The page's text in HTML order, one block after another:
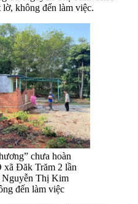
không đến làm việc.
chưa hoàn
xã Đăk Trăm 2 lần
Nguyễn Thị Kim
đến làm việc